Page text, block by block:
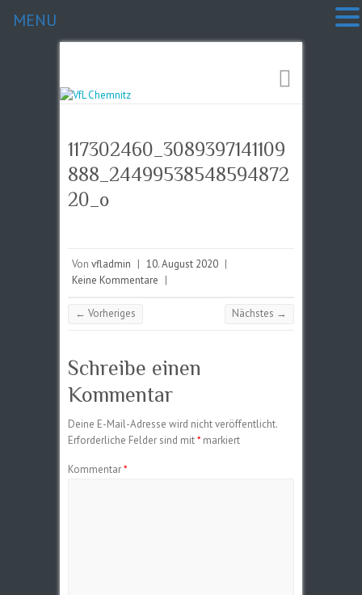
117302460_3089397141109
888_24499538548594872
20_o
Von vfladmin | 10. August 2020 |
Keine Kommentare |
← Vorheriges Nächstes →
Schreibe einen
Kommentar
Deine E-Mail-Adresse wird nicht veröffentlicht.
Erforderliche Felder sind mit* markiert
Kommentar*
MENU